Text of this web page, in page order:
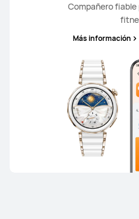
Compañero fiable
Más información